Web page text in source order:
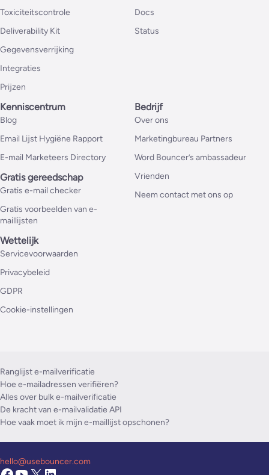
Toxiciteitscontrole
Deliverability Kit
Gegevensverrijking
Integraties
Prijzen
Docs
Status
Kenniscentrum
Blog
Email Lijst Hygiëne Rapport
E-mail Marketeers Directory
Gratis gereedschap
Gratis e-mail checker
Gratis voorbeelden van e-
maillijsten
Bedrijf
Over ons
Marketingbureau Partners
Word Bouncer’s ambassadeur
Vrienden
Neem contact met ons op
Wettelijk
Servicevoorwaarden
Privacybeleid
GDPR
Cookie-instellingen
Ranglijst e-mailverificatie
Hoe e-mailadressen verifiëren?
Alles over bulk e-mailverificatie
De kracht van e-mailvalidatie API
Hoe vaak moet ik mijn e-maillijst opschonen?
hello@usebouncer.com